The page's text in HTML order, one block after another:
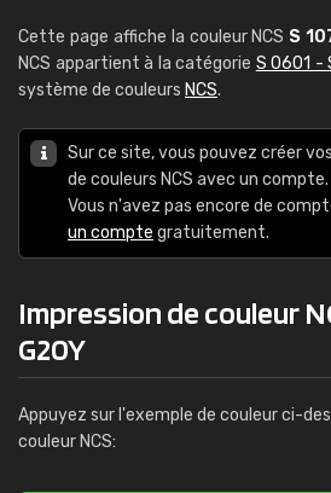
Cette page affiche la couleur NCS S
NCS appartient à la catégorie S 0601 -
système de couleurs NCS.
Sur ce site, vous pouvez créer
de couleurs NCS avec un compte.
Vous n'avez pas encore de
un compte gratuitement.
Impression de couleur
G20Y
Appuyez sur l'exemple de couleur ci-
couleur NCS: